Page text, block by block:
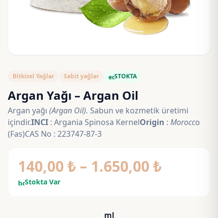
Bitkisel Yağlar Sabit yağlar ecoSTOKTA
Argan Yağı – Argan Oil
Argan yağı (Argan Oil). Sabun ve kozmetik üretimi
içindir.INCI : Argania Spinosa KernelOrigin : Morocco
(Fas)CAS No : 223747-87-3
140,00 ₺ – 1.650,00 ₺Fiyat
boltStokta Var
ml